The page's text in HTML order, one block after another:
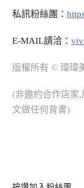
私訊粉絲團：
E-MAIL請洽：
版權所有 © 瑋瑋
(非邀約合作店家
文做任何背書)